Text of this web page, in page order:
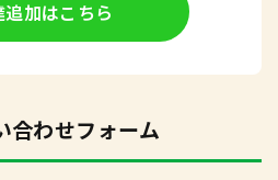
加はこちら
合わせフォーム